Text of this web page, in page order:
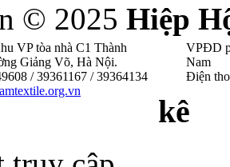
© 2025 Hiệp
VP tòa nhà C1 Thành
Giảng Võ, Hà Nội .
/ 39361167 / 39364134
VPĐD
Nam
Điện
kê